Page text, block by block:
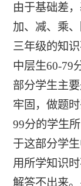
由于基础差
加、减、乘
三年级的知
中层生60-79
部分学生主
牢固，做题
99分的学生
于这部分学
用所学知识
解答不出来